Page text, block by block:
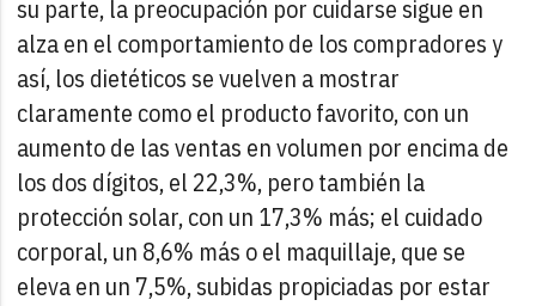
su parte, la preocupación por cuidarse sigue en
alza en el comportamiento de los compradores y
así, los dietéticos se vuelven a mostrar
claramente como el producto favorito, con un
aumento de las ventas en volumen por encima de
los dos dígitos, el 22,3%, pero también la
protección solar, con un 17,3% más; el cuidado
corporal, un 8,6% más o el maquillaje, que se
eleva en un 7,5%, subidas propiciadas por estar